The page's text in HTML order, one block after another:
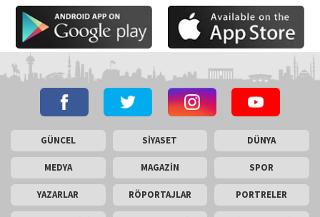
GÜNCEL SİYASET DÜNYA
MEDYA MAGAZİN SPOR
YAZARLAR RÖPORTAJLAR PORTRELER